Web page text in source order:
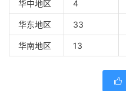
华中地区 4
华东地区 33
华南地区 13
